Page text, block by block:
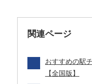
関連ページ
おすすめの駅
【全国版】